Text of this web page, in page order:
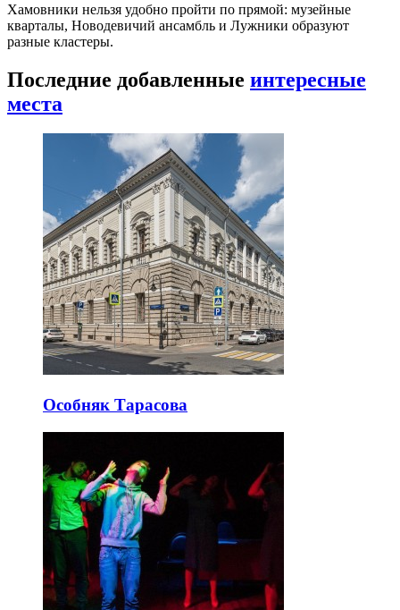
Хамовники нельзя удобно пройти по прямой: музейные
кварталы, Новодевичий ансамбль и Лужники образуют
разные кластеры.
Последние добавленные интересные
места
Особняк Тарасова